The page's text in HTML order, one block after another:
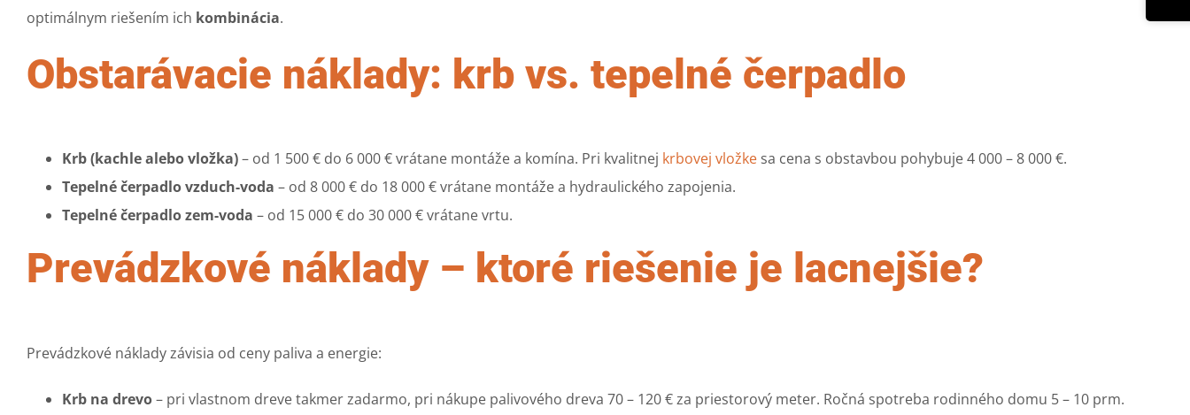
optimálnym riešením ich kombinácia.
Obstarávacie náklady: krb vs. tepelné čerpadlo
Krb (kachle alebo vložka)– od 1 500 € do 6 000 € vrátane montáže a komína. Pri kvalitnej krbovej vložke sa cena s obstavbou pohybuje 4 000 – 8 000 €.
Tepelné čerpadlo vzduch-voda – od 8 000 € do 18 000 € vrátane montáže a hydraulického zapojenia.
Tepelné čerpadlo zem-voda – od 15 000 € do 30 000 € vrátane vrtu.
Prevádzkové náklady – ktoré riešenie je lacnejšie?
Prevádzkové náklady závisia od ceny paliva a energie:
Krb na drevo– pri vlastnom dreve takmer zadarmo, pri nákupe palivového dreva 70 – 120 € za priestorový meter. Ročná spotreba rodinného domu 5 – 10 prm.